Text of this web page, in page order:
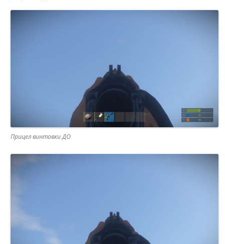
Прицел винтовки ДО